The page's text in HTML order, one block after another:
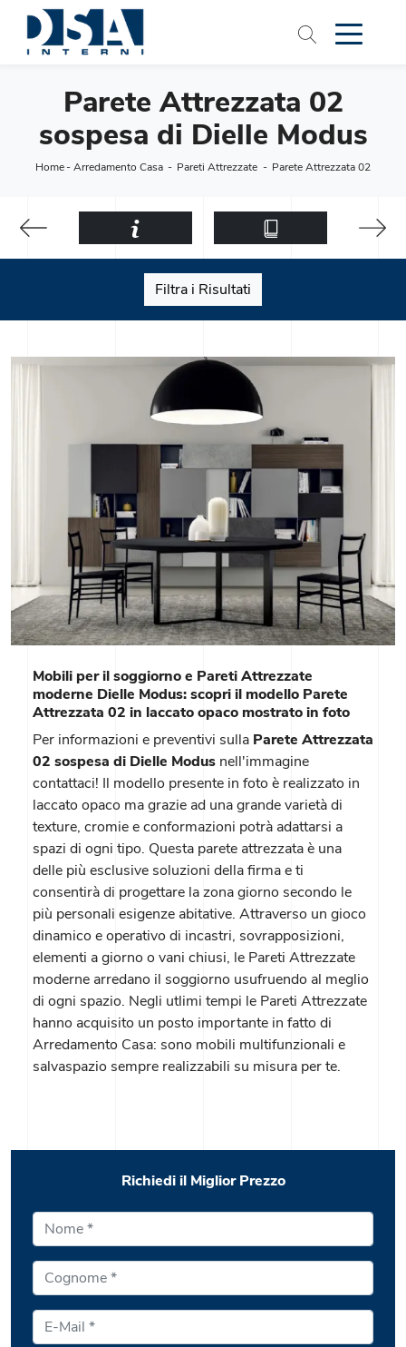
Parete Attrezzata 02
sospesa di Dielle Modus
Home-Arredamento Casa - Pareti Attrezzate - Parete Attrezzata 02
Filtra i Risultati
Mobili per il soggiorno e Pareti Attrezzate
moderne Dielle Modus: scopri il modello Parete
Attrezzata 02 in laccato opaco mostrato in foto
Per informazioni e preventivi sulla Parete Attrezzata
02 sospesa di Dielle Modus nell'immagine
contattaci! Il modello presente in foto è realizzato in
laccato opaco ma grazie ad una grande varietà di
texture, cromie e conformazioni potrà adattarsi a
spazi di ogni tipo. Questa parete attrezzata è una
delle più esclusive soluzioni della firma e ti
consentirà di progettare la zona giorno secondo le
più personali esigenze abitative. Attraverso un gioco
dinamico e operativo di incastri, sovrapposizioni,
elementi a giorno o vani chiusi, le Pareti Attrezzate
moderne arredano il soggiorno usufruendo al meglio
di ogni spazio. Negli utlimi tempi le Pareti Attrezzate
hanno acquisito un posto importante in fatto di
Arredamento Casa: sono mobili multifunzionali e
salvaspazio sempre realizzabili su misura per te.
Richiedi il Miglior Prezzo